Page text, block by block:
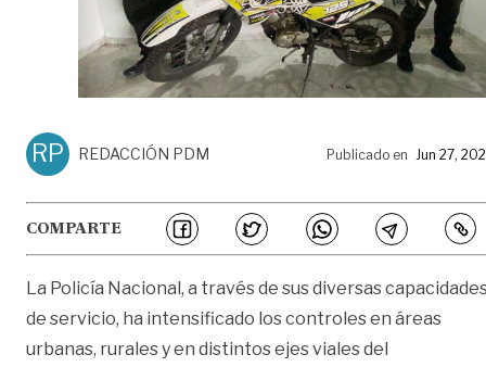
RP REDACCIÓN PDM Publicado en Jun 27,
COMPARTE
La Policía Nacional, a través de sus diversas
de servicio, ha intensificado los controles en áreas
urbanas, rurales y en distintos ejes viales del